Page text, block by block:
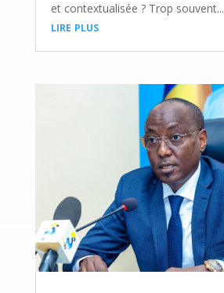
et contextualisée ? Trop souvent...
lire plus